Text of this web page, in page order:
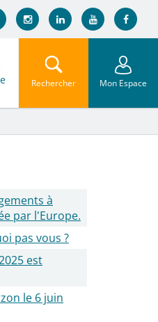
Mon Espace
Rechercher
à
par l'Europe.
pas vous ?
est
le 6 juin